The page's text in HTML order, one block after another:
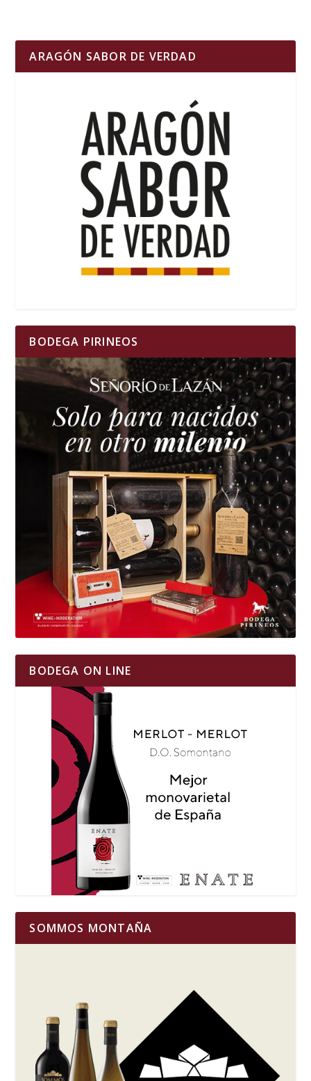
ARAGÓN SABOR DE VERDAD
BODEGA PIRINEOS
BODEGA ON LINE
SOMMOS MONTAÑA